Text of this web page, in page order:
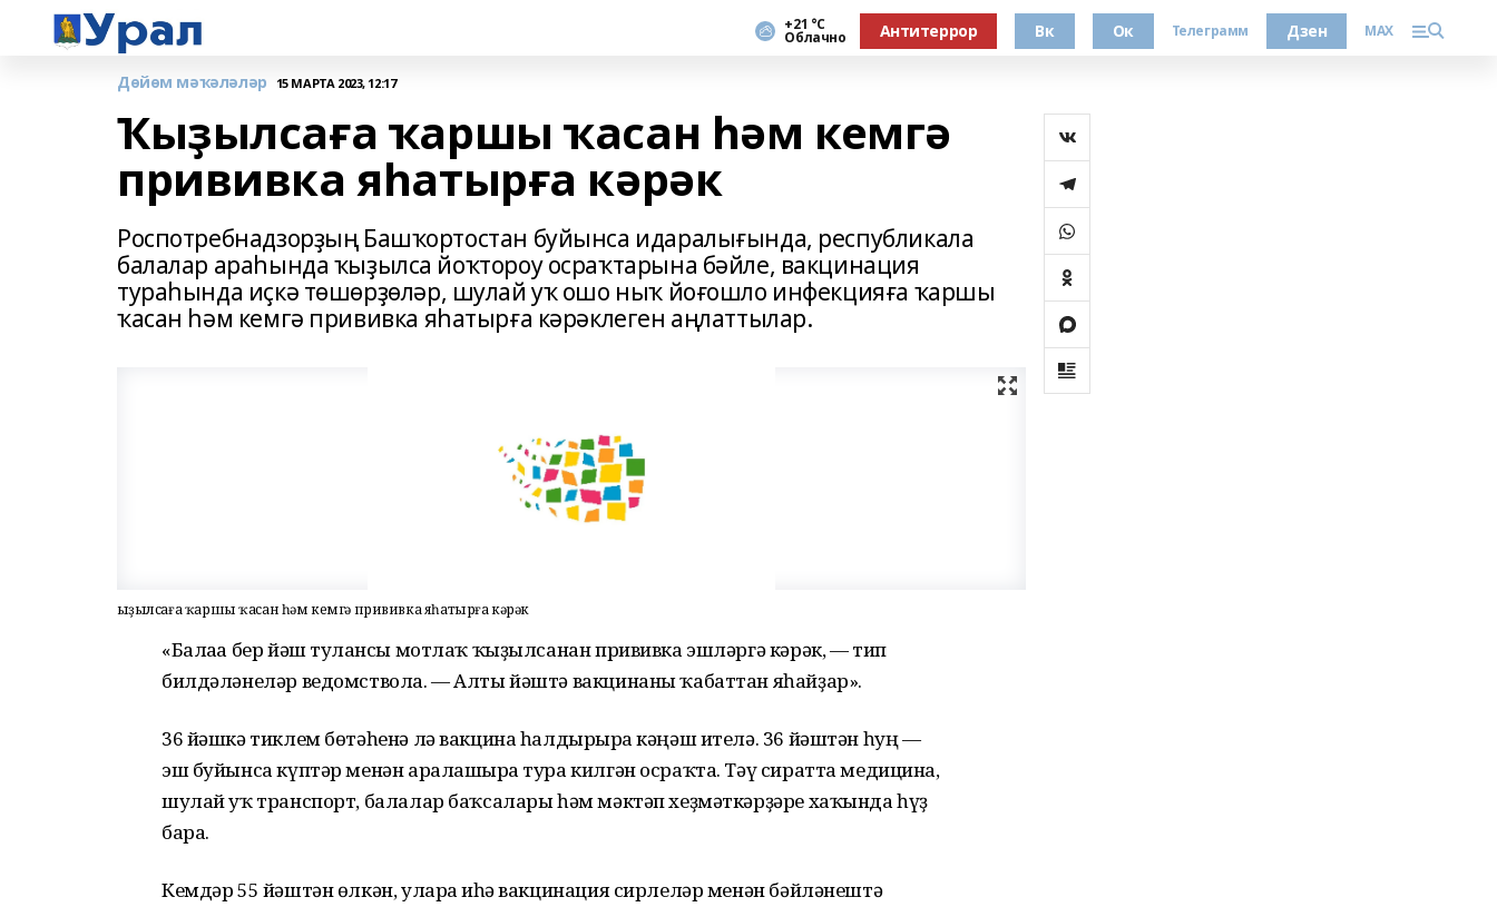
+21 °С
Облачно Антитеррор Вк Ок Телеграмм Дзен MAX
Дөйөм мәҡәләләр 15 МАРТА 2023, 12:17
Ҡыҙылсаға ҡаршы ҡасан һәм кемгә
прививка яһатырға кәрәк
Роспотребнадзорҙың Башҡортостан буйынса идаралығында, республикала
балалар араһында ҡыҙылса йоҡтороу осраҡтарына бәйле, вакцинация
тураһында иҫкә төшөрҙөләр, шулай уҡ ошо ныҡ йоғошло инфекцияға ҡаршы
ҡасан һәм кемгә прививка яһатырға кәрәклеген аңлаттылар.
Ҡыҙылсаға ҡаршы ҡасан һәм кемгә прививка яһатырға кәрәк
«Балаға бер йәш тулғансы мотлаҡ ҡыҙылсанан прививка эшләргә кәрәк, — тип
билдәләнеләр ведомствола. — Алты йәштә вакцинаны ҡабаттан яһайҙар».
36 йәшкә тиклем бөтәһенә лә вакцина һалдырырға кәңәш ителә. 36 йәштән һуң —
эш буйынса күптәр менән аралашырға тура килгән осраҡта. Тәү сиратта медицина,
шулай уҡ транспорт, балалар баҡсалары һәм мәктәп хеҙмәткәрҙәре хаҡында һүҙ
бара.
Кемдәр 55 йәштән өлкән, уларға иһә вакцинация сирлеләр менән бәйләнештә